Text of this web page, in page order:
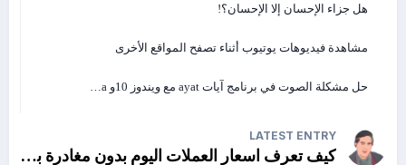
1️⃣
⭐ صانع الجداول الذكي 2024
⭐
2️⃣
⭐ مراقب لوحة المفاتيح ومنع إضافة لغات مدمجة من
2️⃣1️⃣
⭐ تثبيت تطبيق واتس اب على ويندوز سيرفر 2022
هل جزاء الإحسان إلا الإحسان؟!
مشاهدة فيديوهات يوتيوب أثناء تصفح المواقع الأخرى
حل مشكلة الصوت في برنامج آيات ayat مع ويندوز 10و a…
LATEST ENTRY
كيف تعرف اسعار العملات اليوم بدون مغادرة برنامجك في vba الاوفيس